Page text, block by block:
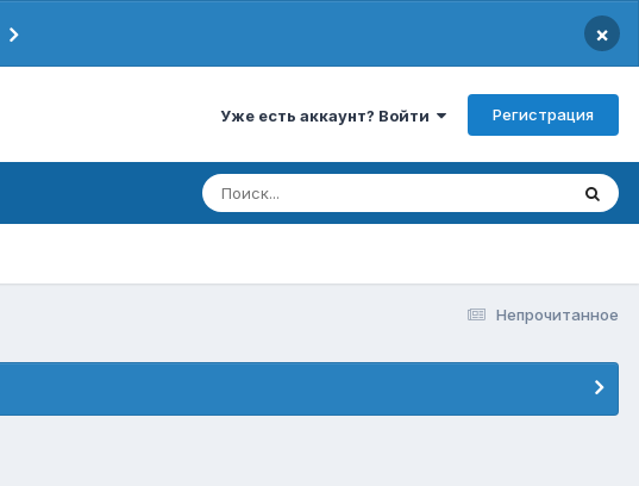
×
Уже есть аккаунт? Войти Регистрация
Непрочитанное